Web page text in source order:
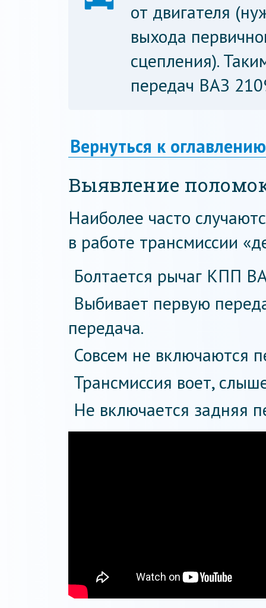
от двигателя
выхода
сцепления).
передач ВАЗ
Вернуться к оглавлению
Выявление
Наиболее часто
в работе трансмиссии
Болтается рычаг КПП
Выбивает первую
передача.
Совсем не включаются
Трансмиссия воет,
Не включается задняя